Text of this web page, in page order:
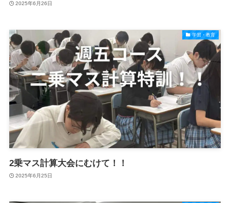
2025年6月26日
学習・教育
2乗マス計算大会にむけて！！
2025年6月25日